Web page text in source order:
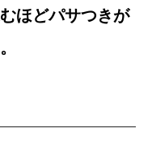
ほどパサつきが